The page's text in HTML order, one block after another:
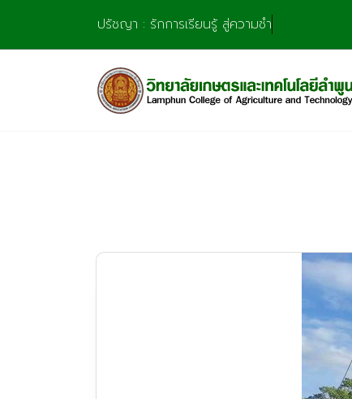
content
ปรัชญา : รักการเรียนรู้ สู่ความชำนาญ มุ่งการสร้